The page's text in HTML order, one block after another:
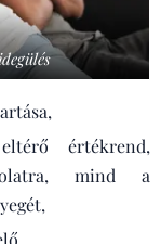
értékrend,
mind a